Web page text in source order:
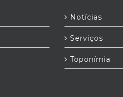
Notícias
Serviços
Toponímia